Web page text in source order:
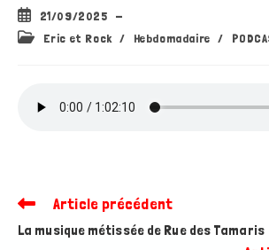
Publication
publiée :
21/09/2025
Post Eric et Rock / Hebdomadaire /
Read
articles
Article précédent
La musique métissée de Rue des Tamaris